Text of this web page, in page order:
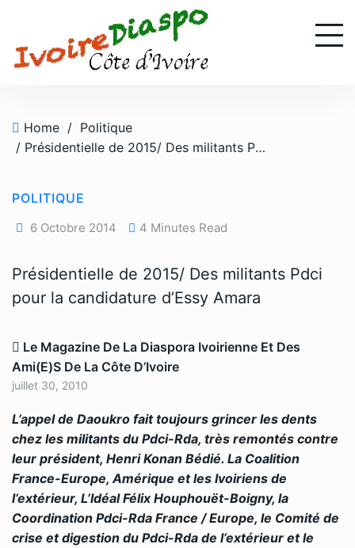
Home / Politique
/ Présidentielle de 2015/ Des militants Pdci pour la candidature d’Essy Amara
POLITIQUE
6 Octobre 2014 4 Minutes Read
Présidentielle de 2015/ Des militants Pdci
pour la candidature d’Essy Amara
Le Magazine De La Diaspora Ivoirienne Et Des
Ami(e)s De La Côte D’Ivoire
juillet 30, 2010
L’appel de Daoukro fait toujours grincer les dents
chez les militants du Pdci-Rda, très remontés contre
leur président, Henri Konan Bédié. La Coalition
France-Europe, Amérique et les Ivoiriens de
l’extérieur, L’Idéal Félix Houphouët-Boigny, la
Coordination Pdci-Rda France / Europe, le Comité de
crise et digestion du Pdci-Rda de l’extérieur et le